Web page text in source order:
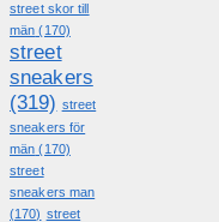
street skor till
män (170)
street
sneakers
(319) street
sneakers för
män (170)
street
sneakers man
(170) street